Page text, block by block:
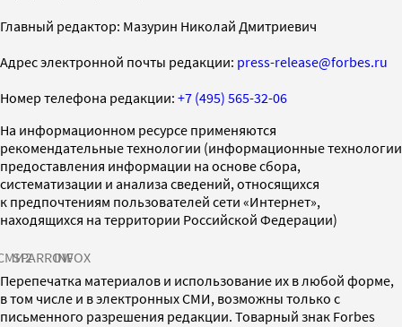
Главный редактор: Мазурин Николай Дмитриевич
Адрес электронной почты редакции: press-release@forbes.ru
Номер телефона редакции: +7 (495) 565-32-06
На информационном ресурсе применяются
рекомендательные технологии (информационные технологии
предоставления информации на основе сбора,
систематизации и анализа сведений, относящихся
к предпочтениям пользователей сети «Интернет»,
находящихся на территории Российской Федерации)
SPARROWINFOX
Перепечатка материалов и использование их в любой форме,
в том числе и в электронных СМИ, возможны только с
письменного разрешения редакции. Товарный знак Forbes